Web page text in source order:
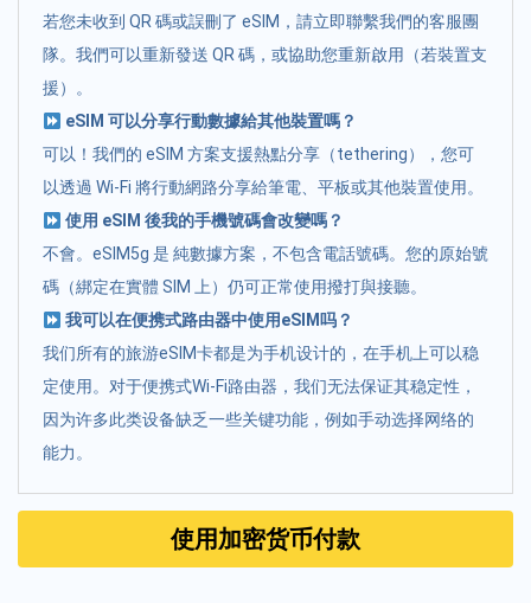
若您未收到 QR 碼或誤刪了 eSIM，請立即聯繫我們的客服團
隊。我們可以重新發送 QR 碼，或協助您重新啟用（若裝置支
援）。
eSIM 可以分享行動數據給其他裝置嗎？
可以！我們的 eSIM 方案支援熱點分享（tethering），您可
以透過 Wi-Fi 將行動網路分享給筆電、平板或其他裝置使用。
使用 eSIM 後我的手機號碼會改變嗎？
不會。eSIM5g 是 純數據方案，不包含電話號碼。您的原始號
碼（綁定在實體 SIM 上）仍可正常使用撥打與接聽。
我可以在便携式路由器中使用eSIM吗？
我们所有的旅游eSIM卡都是为手机设计的，在手机上可以稳
定使用。对于便携式Wi-Fi路由器，我们无法保证其稳定性，
因为许多此类设备缺乏一些关键功能，例如手动选择网络的
能力。
使用加密货币付款